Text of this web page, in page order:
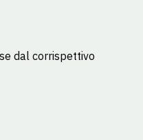
dal corrispettivo